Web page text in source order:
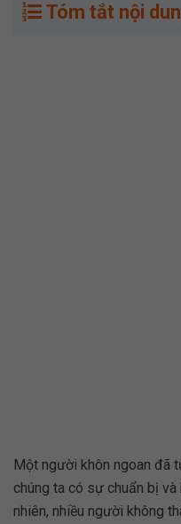
Tóm tắt nội
Một người khôn ngoan đã
chúng ta có sự chuẩn bị và
nhiên, nhiều người không